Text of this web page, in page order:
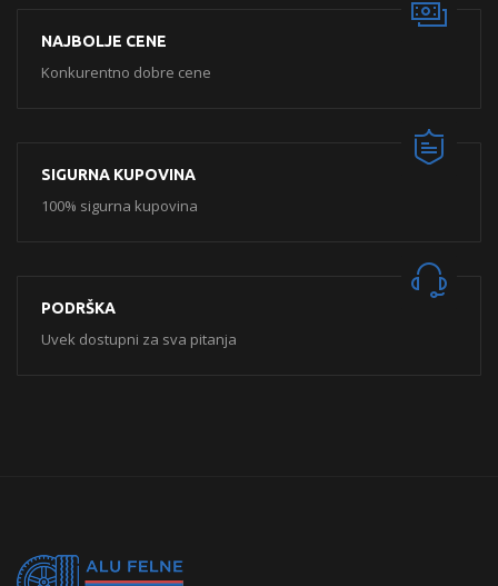
NAJBOLJE CENE
Konkurentno dobre cene
SIGURNA KUPOVINA
100% sigurna kupovina
PODRŠKA
Uvek dostupni za sva pitanja